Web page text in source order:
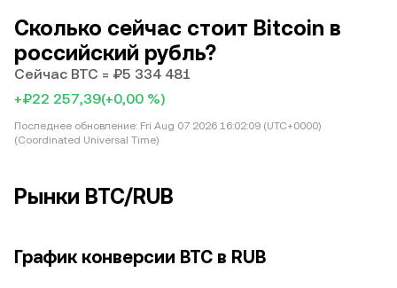
Сколько сейчас стоит Bitcoin в
российский рубль?
Сейчас BTC = ₽5 334 481
+₽22 257,39(+0,00 %)
Последнее обновление: Fri Aug 07 2026 16:02:09 (UTC+0000)
(Coordinated Universal Time)
Рынки BTC/RUB
График конверсии BTC в RUB